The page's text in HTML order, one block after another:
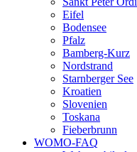
Eifel
Bodensee
Pfalz
Bamberg-Kurz
Nordstrand
Starnberger See
Kroatien
Slovenien
Toskana
Fieberbrunn
WOMO-FAQ